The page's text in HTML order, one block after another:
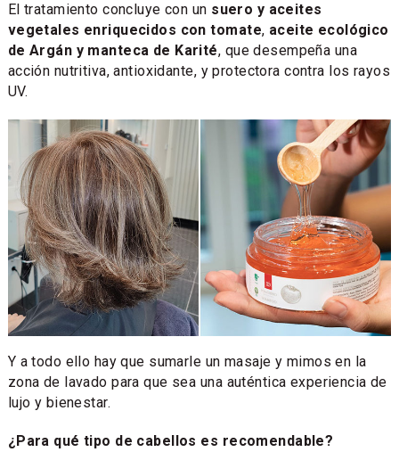
El tratamiento concluye con un suero y aceites
vegetales enriquecidos con tomate, aceite ecológico
de Argán y manteca de Karité, que desempeña una
acción nutritiva, antioxidante, y protectora contra los rayos
UV.
Y a todo ello hay que sumarle un masaje y mimos en la
zona de lavado para que sea una auténtica experiencia de
lujo y bienestar.
¿Para qué tipo de cabellos es recomendable?